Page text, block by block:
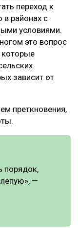
переход к
районах с
условиями.
это вопрос
которые
зависит от
преткновения,
порядок,
—